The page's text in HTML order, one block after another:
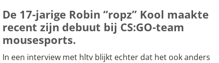
De 17-jarige Robin “ropz” Kool maakte
recent zijn debuut bij CS:GO-team
mousesports.
In een interview met hltv blijkt echter dat het ook anders